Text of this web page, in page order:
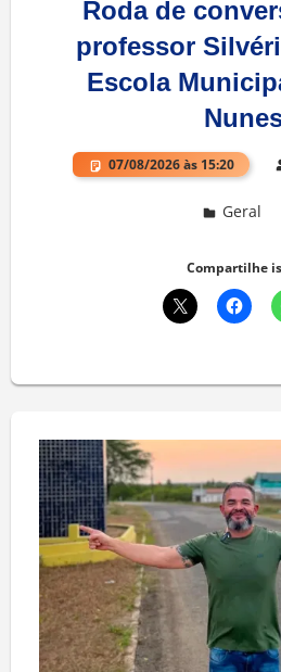
Roda de
professor
Escola
07/08/2026 às 15:20
Geral
Compartilhe